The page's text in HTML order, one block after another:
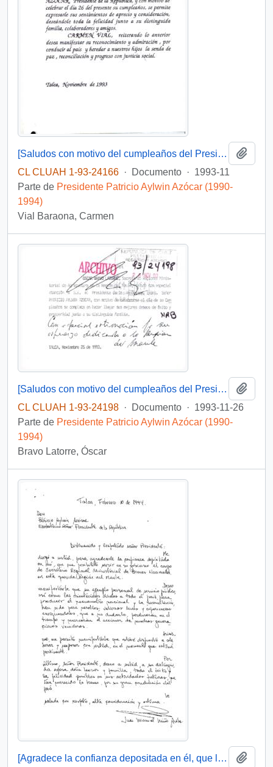
[Saludos con motivo del cumpleaños del Presidente]
CL CLUAH 1-93-24166 · Documento · 1993-11
Parte de Presidente Patricio Aylwin Azócar (1990-
1994)
Vial Baraona, Carmen
[Saludos con motivo del cumpleaños del Presidente]
CL CLUAH 1-93-24198 · Documento · 1993-11-26
Parte de Presidente Patricio Aylwin Azócar (1990-
1994)
Bravo Latorre, Óscar
[Agradece la confianza depositada en él, que le posibilito servir en su gobierno]